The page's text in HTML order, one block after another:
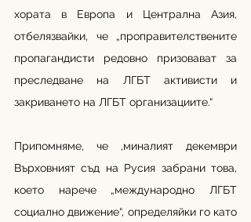
хората в Европа и Централна Азия,
отбелязвайки, че „проправителствените
пропагандисти редовно призовават за
преследване на ЛГБТ активисти и
закриването на ЛГБТ организациите.“
Припомняме, че ,миналият декември
Върховният съд на Русия забрани това,
което нарече „международно ЛГБТ
социално движение“, определяйки го като